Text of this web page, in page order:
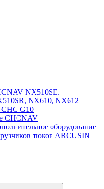
NX510SE,
NX610, NX612
CHC G10
CHCNAV
оборудование
тюков ARCUSIN